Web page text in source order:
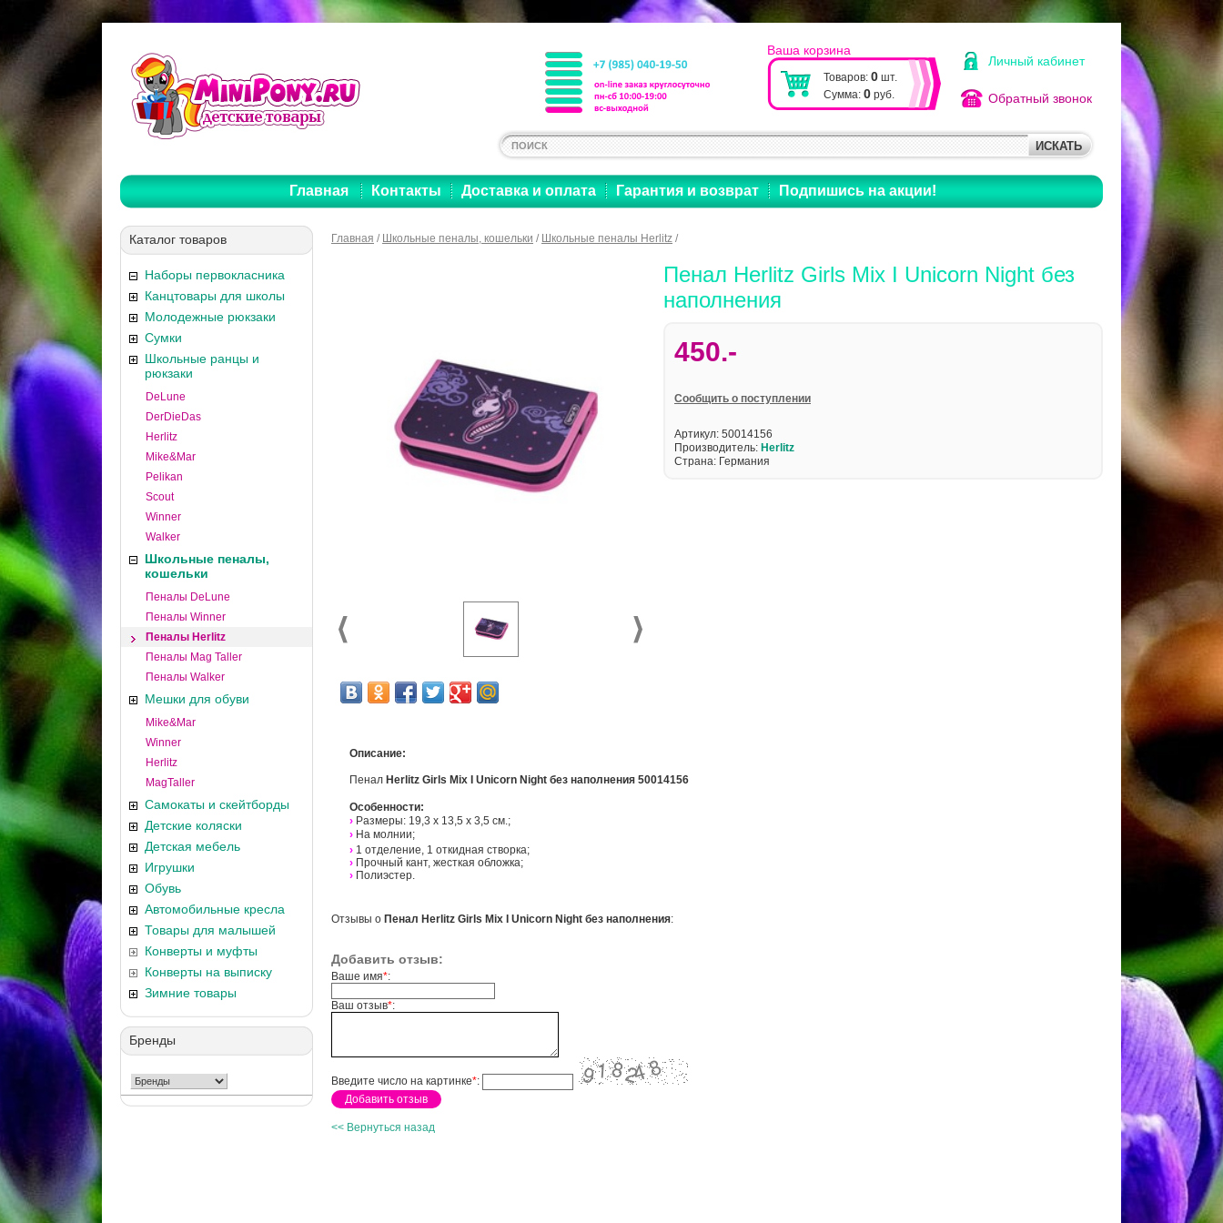
Личный кабинет
Обратный звонок
Ваша корзина
Товаров: 0 шт.
Сумма: 0 руб.
Главная Контакты Доставка и оплата Гарантия и возврат Подпишись на акции!
Каталог товаров
Наборы первокласника
Канцтовары для школы
Молодежные рюкзаки
Сумки
Школьные ранцы и
рюкзаки
DeLune
DerDieDas
Herlitz
Mike&Mar
Pelikan
Scout
Winner
Walker
Школьные пеналы,
кошельки
Пеналы DeLune
Пеналы Winner
Пеналы Herlitz
Пеналы Mag Taller
Пеналы Walker
Мешки для обуви
Mike&Mar
Winner
Herlitz
MagTaller
Самокаты и скейтборды
Детские коляски
Детская мебель
Игрушки
Обувь
Автомобильные кресла
Товары для малышей
Конверты и муфты
Конверты на выписку
Зимние товары
Бренды
Главная / Школьные пеналы, кошельки / Школьные пеналы Herlitz /
Пенал Herlitz Girls Mix I Unicorn Night без
наполнения
450.-
Cообщить о поступлении
Артикул: 50014156
Производитель: Herlitz
Страна: Германия
Описание:
Пенал Herlitz Girls Mix I Unicorn Night без наполнения 50014156
Особенности:
› Размеры: 19,3 x 13,5 x 3,5 см.;
› На молнии;
› 1 отделение, 1 откидная створка;
› Прочный кант, жесткая обложка;
› Полиэстер.
Отзывы о Пенал Herlitz Girls Mix I Unicorn Night без наполнения:
Добавить отзыв:
Ваше имя*:
Ваш отзыв*:
Введите число на картинке*:
<< Вернуться назад